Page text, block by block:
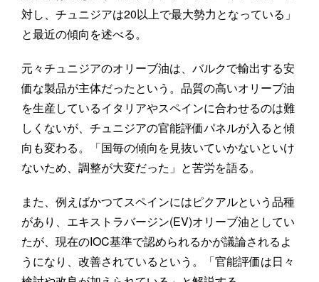
対し、チュニジアは20以上で最大勢力となっている」
と最近の傾向を述べる。
元々チュニジアのオリーブ油は、バルクで輸出する安
価な製品が主体だったという。品質の高いオリーブ油
を生産しているイタリアやスペインに合わせるのは難
しくないが、チュニジアの官能評価パネルが入ると傾
向も変わる。「国毎の傾向を見抜いていかないといけ
ないため、調整が大変だった」と苦労を語る。
また、例えばかつてスペインにはピクアルという品種
があり、エキストラバージン(EV)オリーブ油としてい
たが、現在のIOC基準で認められるかが議論されるよ
うになり、改善されているという。「官能評価は日々